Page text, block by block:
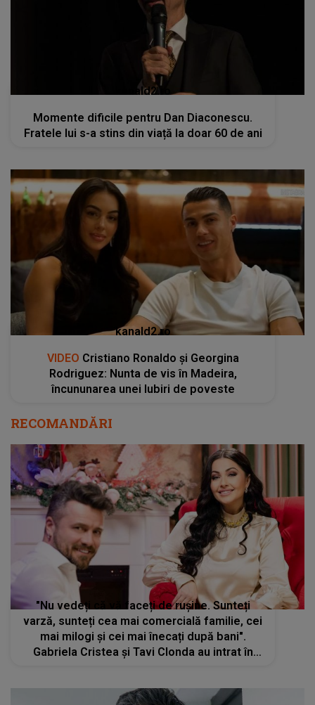
kanald2.ro
Momente dificile pentru Dan Diaconescu.
Fratele lui s-a stins din viață la doar 60 de ani
kanald2.ro
VIDEO Cristiano Ronaldo și Georgina
Rodriguez: Nunta de vis în Madeira,
încununarea unei Iubiri de poveste
RECOMANDĂRI
"Nu vedeți că vă faceți de rușine. Sunteți
varză, sunteți cea mai comercială familie, cei
mai milogi și cei mai înecați după bani".
Gabriela Cristea și Tavi Clonda au intrat în